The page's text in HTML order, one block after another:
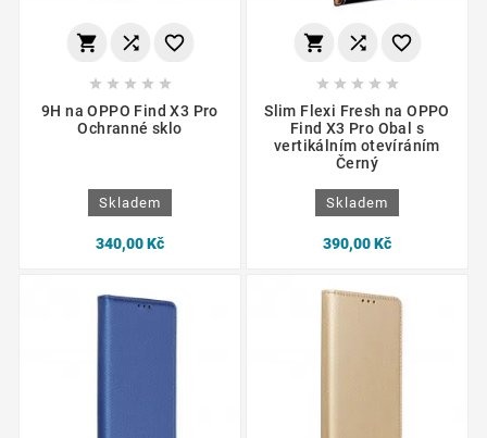
  
    
9H na OPPO Find X3 Pro
Ochranné sklo
Skladem
340,00 Kč
  
    
Slim Flexi Fresh na OPPO
Find X3 Pro Obal s
vertikálním otevíráním
Černý
Skladem
390,00 Kč